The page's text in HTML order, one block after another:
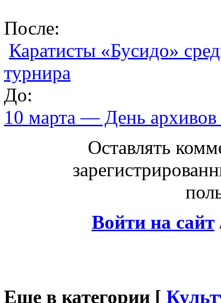
После:
Каратисты «Бусидо»
турнира
До:
10 марта — День архивов
Оставлять
Войти на сайт
Еще в категории [